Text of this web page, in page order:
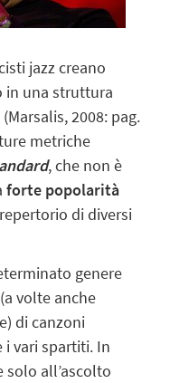
jazz creano
in una struttura
2008: pag.
metriche
, che non è
forte popolarità
di diversi
genere
volte anche
di canzoni
vari spartiti. In
solo all’ascolto